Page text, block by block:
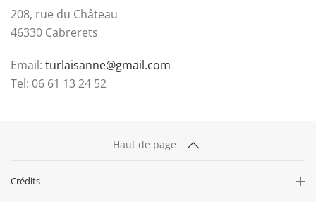
208, rue du Château
46330 Cabrerets
Email: turlaisanne@gmail.com
Tel: 06 61 13 24 52
Haut de page
Crédits